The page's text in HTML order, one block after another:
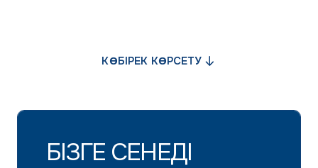
КӨБІРЕК КӨРСЕТУ
БІЗГЕ СЕНЕДІ